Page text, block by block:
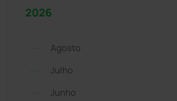
2026
Agosto
Julho
Junho